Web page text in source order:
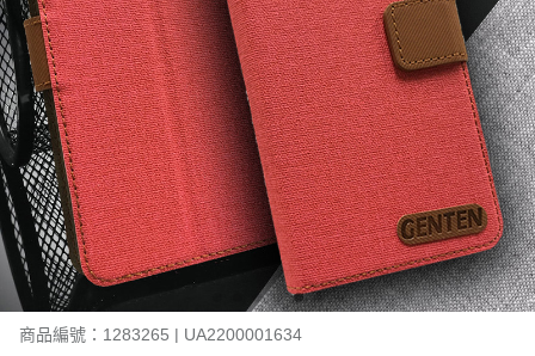
商品編號：1283265 | UA2200001634